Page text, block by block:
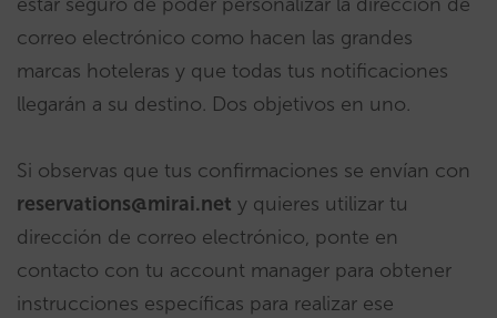
correo electrónico como hacen las grandes
marcas hoteleras y que todas tus notificaciones
llegarán a su destino. Dos objetivos en uno.
Si observas que tus confirmaciones se envían con
reservations@mirai.net y quieres utilizar tu
dirección de correo electrónico, ponte en
contacto con tu account manager para obtener
instrucciones específicas para realizar ese